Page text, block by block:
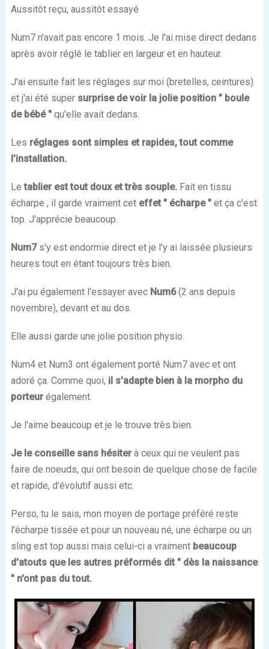
Aussitôt reçu, aussitôt essayé
Num7 n'avait pas encore 1 mois. Je l'ai mise direct dedans
après avoir réglé le tablier en largeur et en hauteur.
J'ai ensuite fait les réglages sur moi (bretelles, ceintures)
et j'ai été super surprise de voir la jolie position " boule
de bébé "qu'elle avait dedans.
Les réglages sont simples et rapides, tout comme
l'installation.
Letablier est tout doux et très souple.Fait en tissu
écharpe , il garde vraiment cet effet " écharpe "et ça c'est
top. J'apprécie beaucoup.
Num7s'y est endormie direct et je l'y ai laissée plusieurs
heures tout en étant toujours très bien.
J'ai pu également l'essayer avec Num6(2 ans depuis
novembre), devant et au dos.
Elle aussi garde une jolie position physio.
Num4 et Num3 ont également porté Num7 avec et ont
adoré ça. Comme quoi, il s'adapte bien à la morpho du
porteurégalement.
Je l'aime beaucoup et je le trouve très bien.
Je le conseille sans hésiterà ceux qui ne veulent pas
faire de noeuds, qui ont besoin de quelque chose de facile
et rapide, d'évolutif aussi etc.
Perso, tu le sais, mon moyen de portage préféré reste
l'écharpe tissée et pour un nouveau né, une écharpe ou un
sling est top aussi mais celui-ci a vraiment beaucoup
d'atouts que les autres préformés dit " dès la naissance
" n'ont pas du tout.